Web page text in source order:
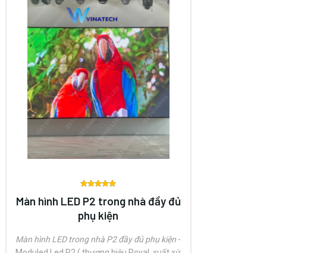
Được
xếp
hạng0
Màn hình LED P2 trong nhà đầy đủ
phụ kiện
Màn hình LED trong nhà P2 đầy đủ phụ kiện -